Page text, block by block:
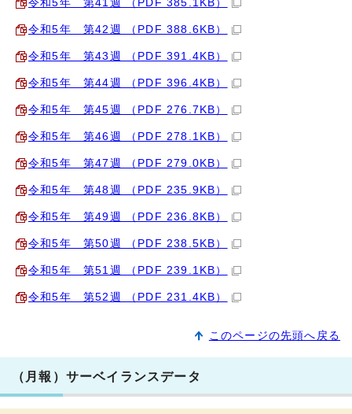
令和5年 第41週 （PDF 385.1KB）
令和5年 第42週 （PDF 388.6KB）
令和5年 第43週 （PDF 391.4KB）
令和5年 第44週 （PDF 396.4KB）
令和5年 第45週 （PDF 276.7KB）
令和5年 第46週 （PDF 278.1KB）
令和5年 第47週 （PDF 279.0KB）
令和5年 第48週 （PDF 235.9KB）
令和5年 第49週 （PDF 236.8KB）
令和5年 第50週 （PDF 238.5KB）
令和5年 第51週 （PDF 239.1KB）
令和5年 第52週 （PDF 231.4KB）
このページの先頭へ戻る
（月報）サーベイランスデータ